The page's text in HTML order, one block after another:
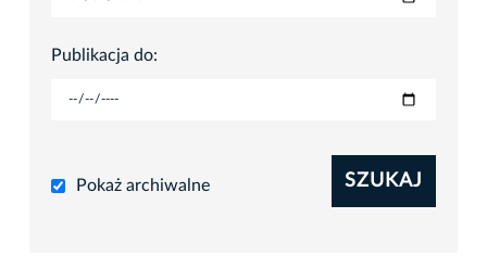
Publikacja do:
Pokaż archiwalne SZUKAJ